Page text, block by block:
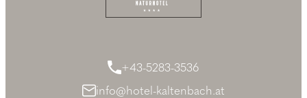
+43-5283-3536
info@hotel-kaltenbach.at